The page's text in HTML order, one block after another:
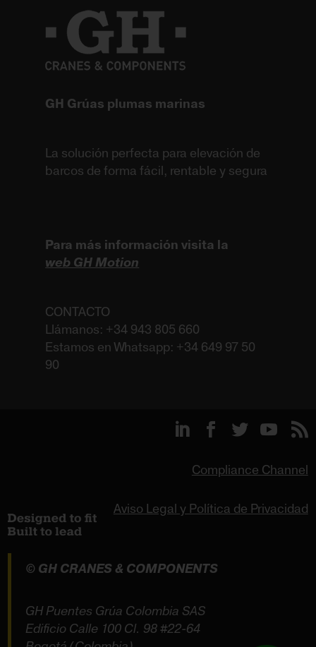
GH Grúas plumas marinas
La solución perfecta para elevación de
barcos de forma fácil, rentable y segura
Para más información visita la
web GH Motion
CONTACTO
Llámanos: +34 943 805 660
Estamos en Whatsapp: +34 649 97 50
90
Compliance Channel
Aviso Legal y Política de Privacidad
© GH CRANES & COMPONENTS
GH Puentes Grúa Colombia SAS
Edificio Calle 100 Cl. 98 #22-64